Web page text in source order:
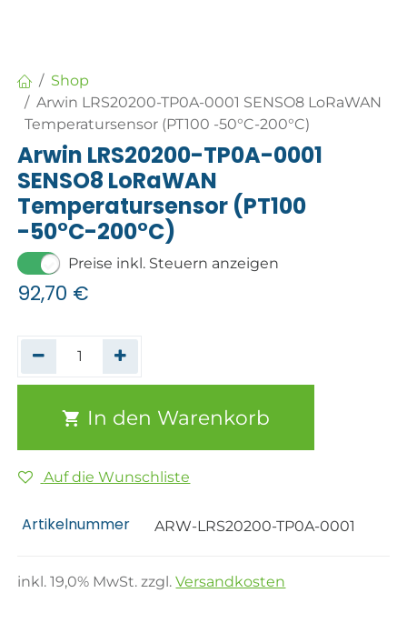
Shop
Arwin LRS20200-TP0A-0001 SENSO8 LoRaWAN
Temperatursensor (PT100 -50°C-200°C)
Arwin LRS20200-TP0A-0001
SENSO8 LoRaWAN
Temperatursensor (PT100
-50°C-200°C)
Preise inkl. Steuern anzeigen
92,70 €
In den Warenkorb
Auf die Wunschliste
Artikelnummer ARW-LRS20200-TP0A-0001
inkl.19,0% MwSt. zzgl.Versandkosten